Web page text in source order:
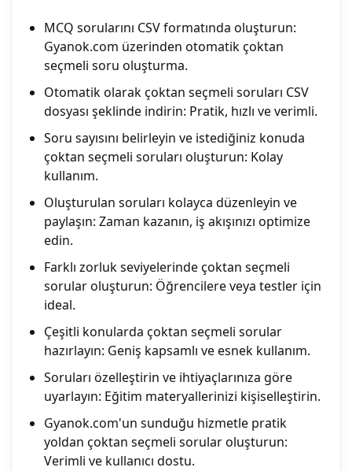
MCQ sorularını CSV formatında oluşturun:
Gyanok.com üzerinden otomatik çoktan
seçmeli soru oluşturma.
Otomatik olarak çoktan seçmeli soruları CSV
dosyası şeklinde indirin: Pratik, hızlı ve verimli.
Soru sayısını belirleyin ve istediğiniz konuda
çoktan seçmeli soruları oluşturun: Kolay
kullanım.
Oluşturulan soruları kolayca düzenleyin ve
paylaşın: Zaman kazanın, iş akışınızı optimize
edin.
Farklı zorluk seviyelerinde çoktan seçmeli
sorular oluşturun: Öğrencilere veya testler için
ideal.
Çeşitli konularda çoktan seçmeli sorular
hazırlayın: Geniş kapsamlı ve esnek kullanım.
Soruları özelleştirin ve ihtiyaçlarınıza göre
uyarlayın: Eğitim materyallerinizi kişiselleştirin.
Gyanok.com'un sunduğu hizmetle pratik
yoldan çoktan seçmeli sorular oluşturun:
Verimli ve kullanıcı dostu.